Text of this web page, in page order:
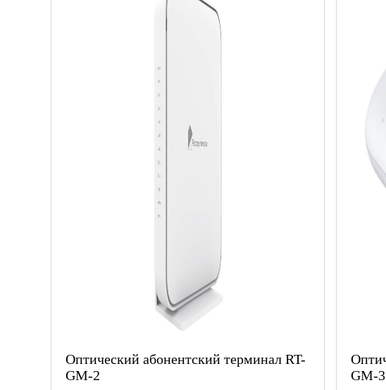
Оптический абонентский терминал RT-
GM-2
GM-3